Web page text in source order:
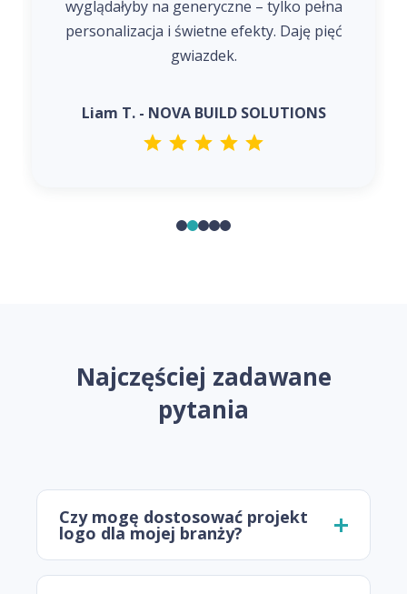
wyglądałyby na generyczne – tylko pełna
personalizacja i świetne efekty. Daję pięć
gwiazdek.
Liam T. - NOVA BUILD SOLUTIONS
Najczęściej zadawane
pytania
Czy mogę dostosować projekt
logo dla mojej branży?